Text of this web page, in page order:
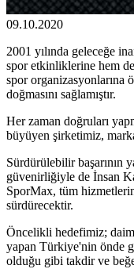
09.10.2020
2001 yılında geleceğe
spor etkinliklerine hem
spor organizasyonlarına
doğmasını sağlamıştır.
Her zaman doğruları
büyüyen şirketimiz,
Sürdürülebilir başarının
güvenirliğiyle de İnsan
SporMax, tüm
sürdürecektir.
Öncelikli hedefimiz;
yapan Türkiye'nin önde
olduğu gibi takdir ve